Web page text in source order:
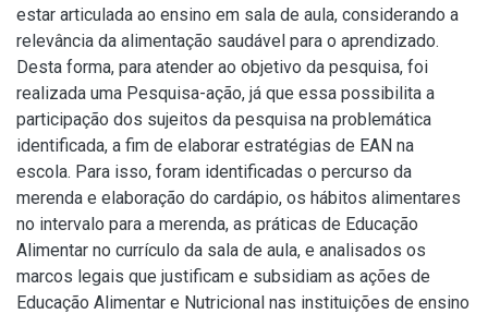
estar articulada ao ensino em sala de aula, considerando a
relevância da alimentação saudável para o aprendizado.
Desta forma, para atender ao objetivo da pesquisa, foi
realizada uma Pesquisa-ação, já que essa possibilita a
participação dos sujeitos da pesquisa na problemática
identificada, a fim de elaborar estratégias de EAN na
escola. Para isso, foram identificadas o percurso da
merenda e elaboração do cardápio, os hábitos alimentares
no intervalo para a merenda, as práticas de Educação
Alimentar no currículo da sala de aula, e analisados os
marcos legais que justificam e subsidiam as ações de
Educação Alimentar e Nutricional nas instituições de ensino